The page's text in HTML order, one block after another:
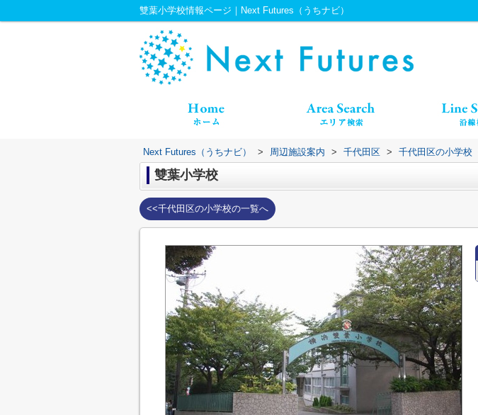
雙葉小学校情報ページ｜Next Futures（うちナビ）
Next Futures（うちナビ） > 周辺施設案内 > 千代田区 > 千代田区の小学校
雙葉小学校
<<千代田区の小学校の一覧へ